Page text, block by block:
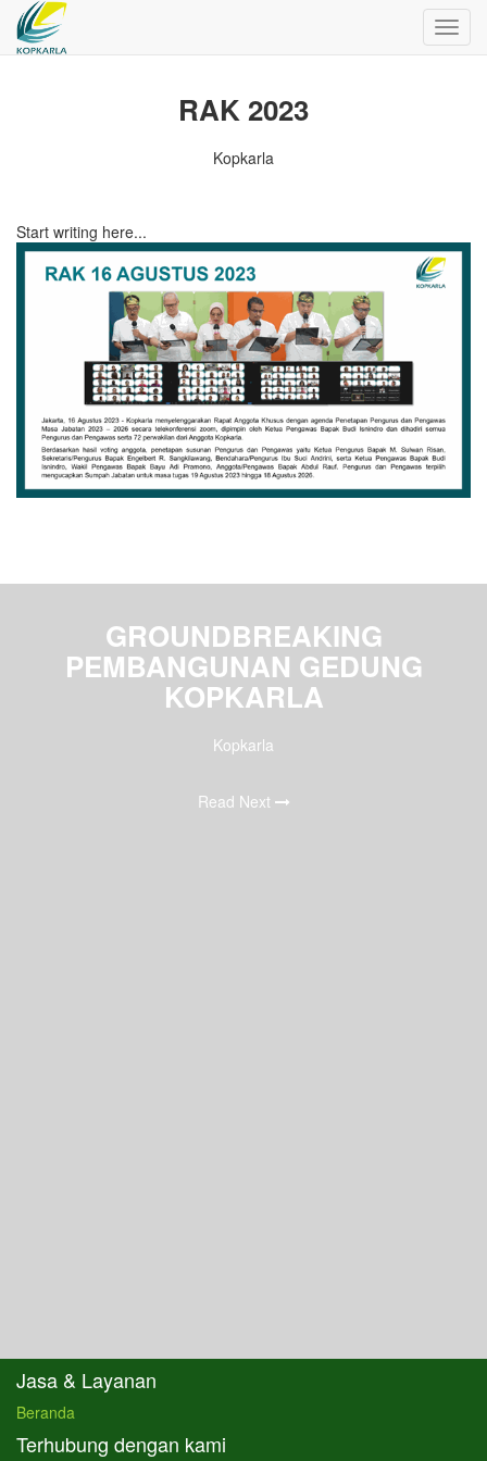
RAK 2023
Kopkarla
Start writing here...
GROUNDBREAKING
PEMBANGUNAN GEDUNG
KOPKARLA
Kopkarla
Read Next
Jasa & Layanan
Beranda
Terhubung dengan kami